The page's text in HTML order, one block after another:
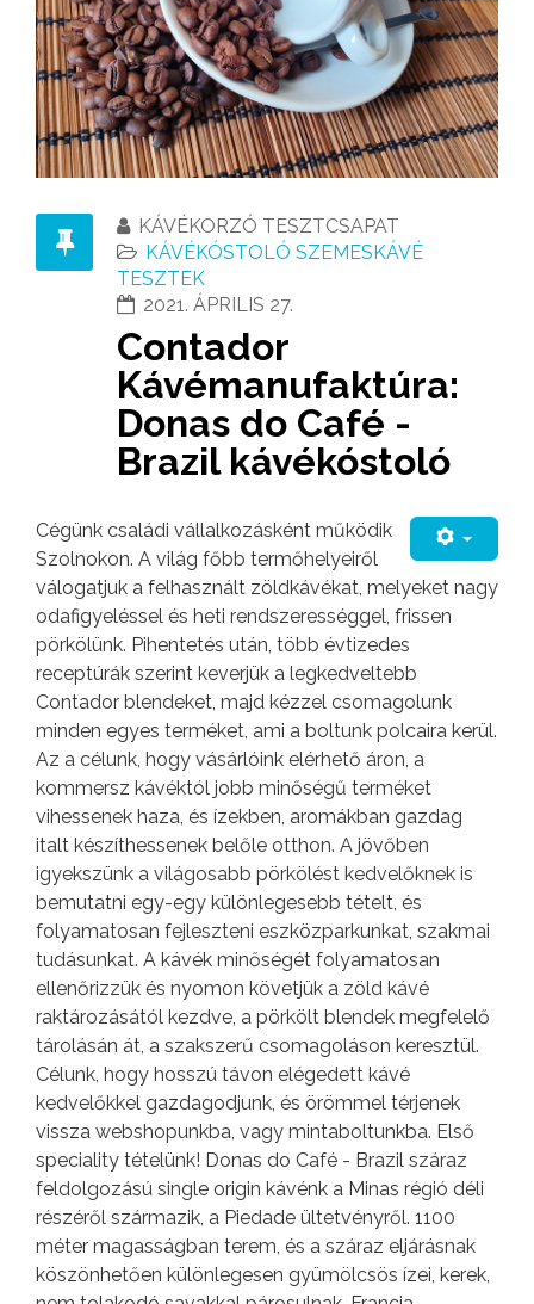
KÁVÉKORZÓ TESZTCSAPAT
KÁVÉKÓSTOLÓ SZEMESKÁVÉ
TESZTEK
2021. ÁPRILIS 27.
Contador
Kávémanufaktúra:
Donas do Café -
Brazil kávékóstoló
Cégünk családi vállalkozásként működik
Szolnokon. A világ főbb termőhelyeiről
válogatjuk a felhasznált zöldkávékat, melyeket nagy
odafigyeléssel és heti rendszerességgel, frissen
pörkölünk. Pihentetés után, több évtizedes
receptúrák szerint keverjük a legkedveltebb
Contador blendeket, majd kézzel csomagolunk
minden egyes terméket, ami a boltunk polcaira kerül.
Az a célunk, hogy vásárlóink elérhető áron, a
kommersz kávéktól jobb minőségű terméket
vihessenek haza, és ízekben, aromákban gazdag
italt készíthessenek belőle otthon. A jövőben
igyekszünk a világosabb pörkölést kedvelőknek is
bemutatni egy-egy különlegesebb tételt, és
folyamatosan fejleszteni eszközparkunkat, szakmai
tudásunkat. A kávék minőségét folyamatosan
ellenőrizzük és nyomon követjük a zöld kávé
raktározásától kezdve, a pörkölt blendek megfelelő
tárolásán át, a szakszerű csomagoláson keresztül.
Célunk, hogy hosszú távon elégedett kávé
kedvelőkkel gazdagodjunk, és örömmel térjenek
vissza webshopunkba, vagy mintaboltunkba. Első
speciality tételünk! Donas do Café - Brazil száraz
feldolgozású single origin kávénk a Minas régió déli
részéről származik, a Piedade ültetvényről. 1100
méter magasságban terem, és a száraz eljárásnak
köszönhetően különlegesen gyümölcsös ízei, kerek,